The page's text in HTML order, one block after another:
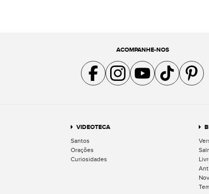
ACOMPANHE-NOS
Acompanhe a gente no Facebook
Acompanhe a gente no Instagram
Acompanhe a gente no
Acompanhe a
VIDEOTECA
Santos
Orações
Curiosidades